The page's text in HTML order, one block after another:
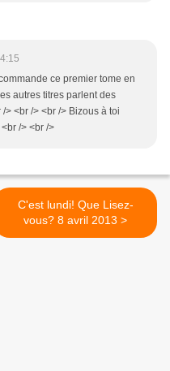
ce premier tome en
autres titres parlent des
> <br /> <br /> Bizous à toi
/> <br />
C'est lundi! Que Lisez-
vous? 8 avril 2013 >